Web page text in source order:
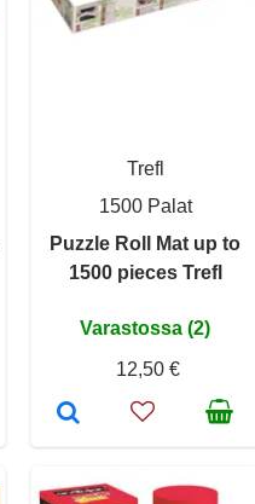
Trefl
1500 Palat
Puzzle Roll Mat up to
1500 pieces Trefl
Varastossa (2)
12,50 €